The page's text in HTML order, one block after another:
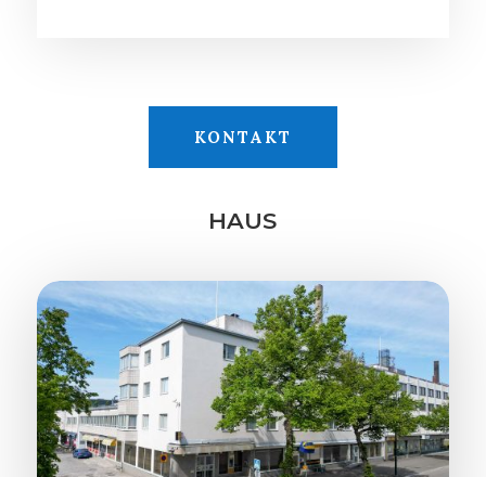
KONTAKT
HAUS